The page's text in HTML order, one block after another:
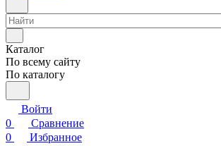
Каталог
По всему сайту
По каталогу
Войти
0
Сравнение
0
Избранное